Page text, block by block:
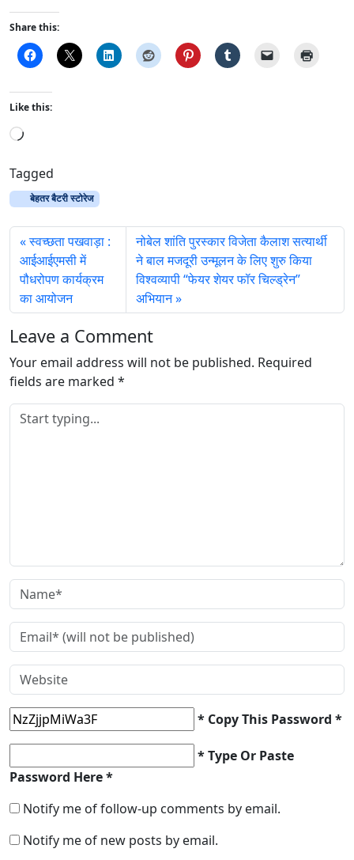
Share this:
Like this:
L
a
d
i
n
g
…
Tagged
बेहतर बैटरी स्टोरेज
स्वच्छता पखवाड़ा :
आईआईएमसी में
पौधरोपण कार्यक्रम
का आयोजन
नोबेल शांति पुरस्कार विजेता कैलाश सत्‍यार्थी
ने बाल मजदूरी उन्मूलन के लिए शुरु किया
विश्वव्यापी “फेयर शेयर फॉर चिल्ड्रेन”
अभियान
Leave a Comment
Your email address will not be published. Required
fields are marked *
* Copy This Password *
* Type Or Paste
Password Here *
Notify me of follow-up comments by email.
Notify me of new posts by email.